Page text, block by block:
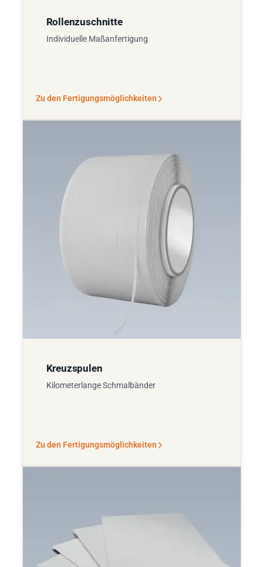
Rollenzuschnitte
Individuelle Maßanfertigung
Zu den Fertigungsmöglichkeiten
Kreuzspulen
Kilometerlange Schmalbänder
Zu den Fertigungsmöglichkeiten